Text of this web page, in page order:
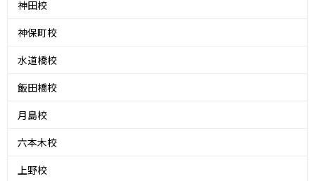
神田校
神保町校
水道橋校
飯田橋校
月島校
六本木校
上野校